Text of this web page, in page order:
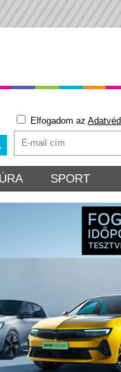
Elfogadom az
SPORT